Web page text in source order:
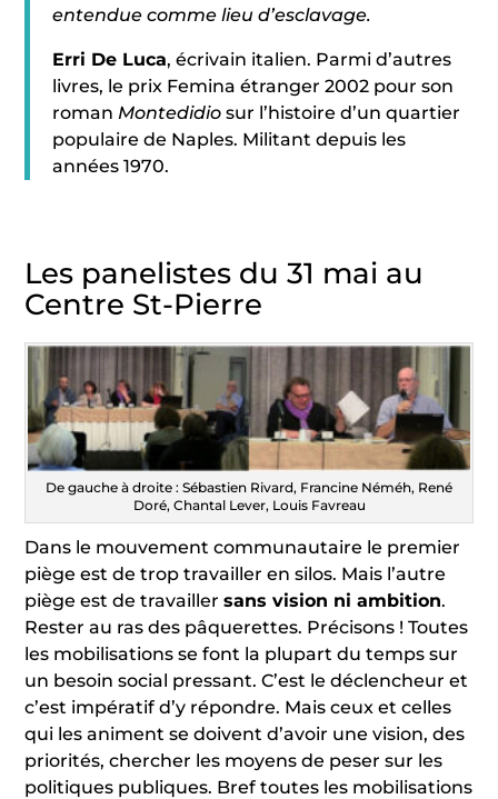
entendue comme lieu d’esclavage.
Erri De Luca, écrivain italien. Parmi d’autres
livres, le prix Femina étranger 2002 pour son
roman Montedidio sur l’histoire d’un quartier
populaire de Naples. Militant depuis les
années 1970.
Les panelistes du 31 mai au
Centre St-Pierre
De gauche à droite : Sébastien Rivard, Francine Néméh, René
Doré, Chantal Lever, Louis Favreau
Dans le mouvement communautaire le premier
piège est de trop travailler en silos. Mais l’autre
piège est de travaillersans vision ni ambition.
Rester au ras des pâquerettes. Précisons ! Toutes
les mobilisations se font la plupart du temps sur
un besoin social pressant. C’est le déclencheur et
c’est impératif d’y répondre. Mais ceux et celles
qui les animent se doivent d’avoir une vision, des
priorités, chercher les moyens de peser sur les
politiques publiques. Bref toutes les mobilisations